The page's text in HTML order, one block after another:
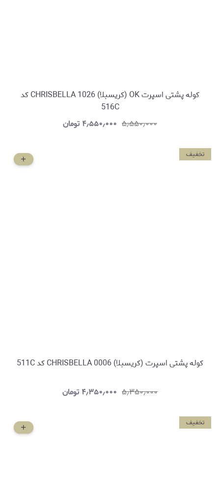
کوله پشتی اسپرت OK (کریسبلا) CHRISBELLA 1026 کد
516C
۵٫۵۵۰٫۰۰۰ ۴٫۵۵۰٫۰۰۰ تومان
تخفیف
کوله پشتی اسپرت (کریسبلا) CHRISBELLA 0006 کد 511C
۵٫۳۵۰٫۰۰۰ ۴٫۳۵۰٫۰۰۰ تومان
تخفیف